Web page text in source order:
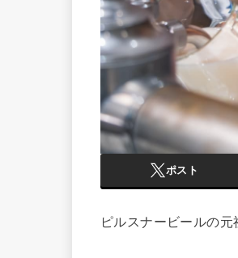
ポスト
ピルスナービールの